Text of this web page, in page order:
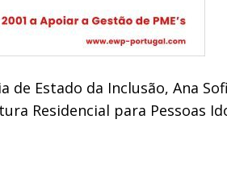
Estado da Inclusão, Ana
Residencial para Pessoas